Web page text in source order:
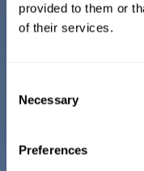
provided to them or
of their services.
Selection
Necessary
Preferences
Sus ventajas
que ofrece con respecto
online:
FÁCIL DE